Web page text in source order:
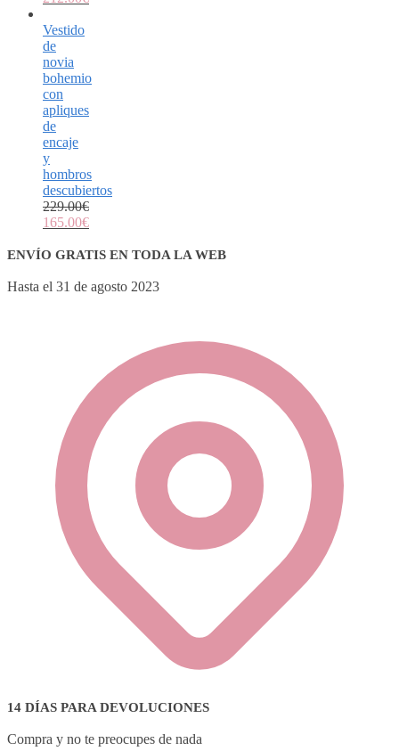
Vestido
de
novia
bohemio
con
apliques
de
encaje
y
hombros
descubiertos
229.00€
165.00€
ENVÍO GRATIS EN TODA LA WEB
Hasta el 31 de agosto 2023
14 DÍAS PARA DEVOLUCIONES
Compra y no te preocupes de nada